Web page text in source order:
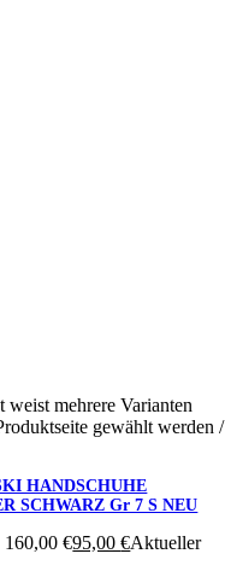
weist mehrere Varianten
gewählt werden/
HANDSCHUHE
SCHWARZ Gr 7 S NEU
160,00 €95,00€Aktueller